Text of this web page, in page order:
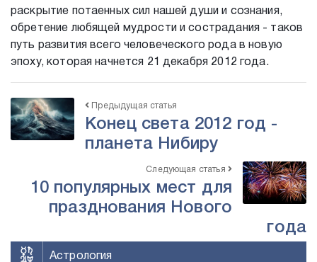
раскрытие потаенных сил нашей души и сознания,
обретение любящей мудрости и сострадания - таков
путь развития всего человеческого рода в новую
эпоху, которая начнется 21 декабря 2012 года.
Предыдущая статья
Конец света 2012 год -
планета Нибиру
Следующая статья
10 популярных мест для
празднования Нового
года
Астрология